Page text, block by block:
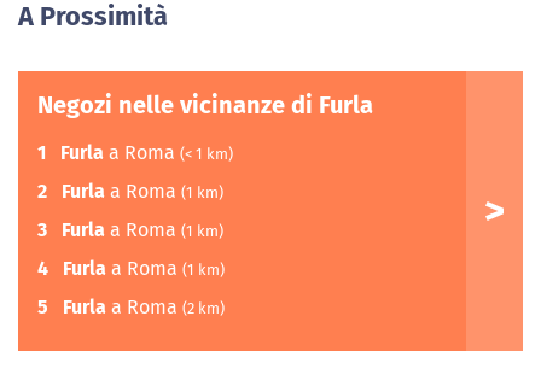
A Prossimità
Negozi nelle vicinanze di Furla
1 Furla a Roma (< 1 km)
2 Furla a Roma (1 km)
3 Furla a Roma (1 km)
4 Furla a Roma (1 km)
5 Furla a Roma (2 km)